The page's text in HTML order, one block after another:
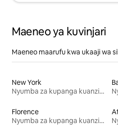
Maeneo ya kuvinjari
Maeneo maarufu kwa ukaaji wa
New York
Nyumba za kupanga kuanzia mwezi mmoja
Florence
Nyumba za kupanga kuanzia mwezi mmoja